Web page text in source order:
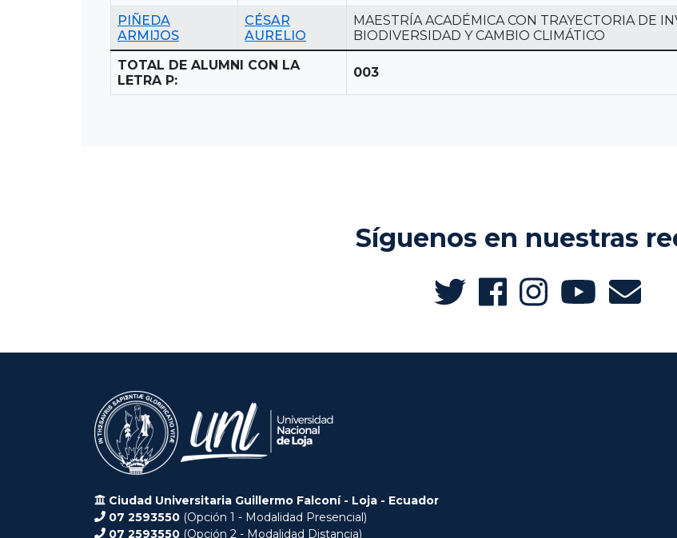
PIÑEDA
ARMIJOS
CÉSAR
AURELIO
MAESTRÍA ACADÉMICA CON TRAYECTORIA DE
BIODIVERSIDAD Y CAMBIO CLIMÁTICO
TOTAL DE ALUMNI CON LA
LETRA P:
003
Síguenos en nuestras
Ciudad Universitaria Guillermo Falconí - Loja - Ecuador
07 2593550 (Opción 1 - Modalidad Presencial)
07 2593550 (Opción 2 - Modalidad Distancia)